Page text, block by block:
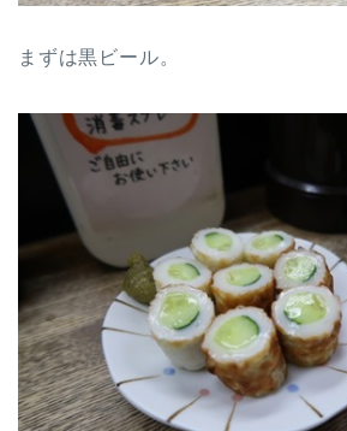
まずは黒ビール。